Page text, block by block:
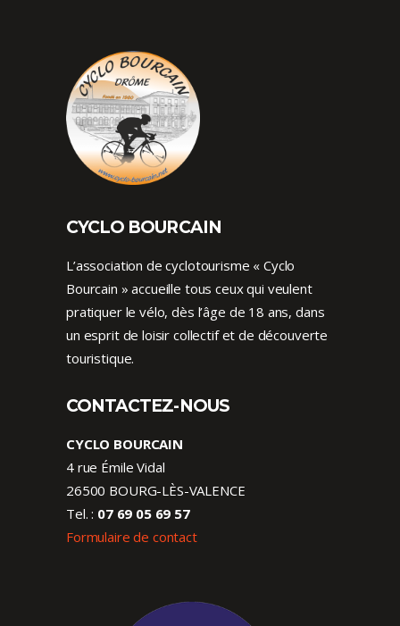
CYCLO BOURCAIN
L’association de cyclotourisme « Cyclo
Bourcain » accueille tous ceux qui veulent
pratiquer le vélo, dès l’âge de 18 ans, dans
un esprit de loisir collectif et de découverte
touristique.
CONTACTEZ-NOUS
CYCLO BOURCAIN
4 rue Émile Vidal
26500 BOURG-LÈS-VALENCE
Tel. : 07 69 05 69 57
Formulaire de contact